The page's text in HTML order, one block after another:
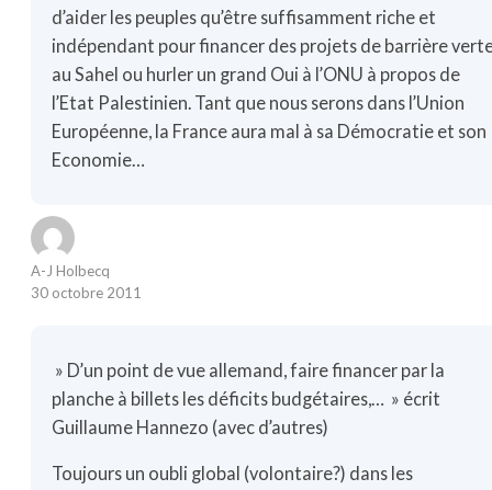
d’aider les peuples qu’être suffisamment riche et
indépendant pour financer des projets de barrière
au Sahel ou hurler un grand Oui à l’ONU à propos de
l’Etat Palestinien. Tant que nous serons dans l’Union
Européenne, la France aura mal à sa Démocratie et son
Economie…
A-J Holbecq
30 octobre 2011
» D’un point de vue allemand, faire financer par la
planche à billets les déficits budgétaires,… » écrit
Guillaume Hannezo (avec d’autres)
Toujours un oubli global (volontaire?) dans les